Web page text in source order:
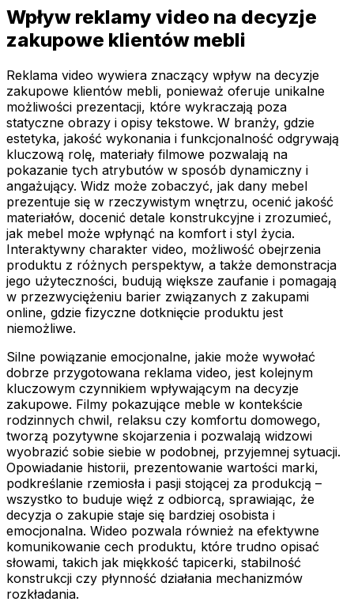
Wpływ reklamy video na decyzje
zakupowe klientów mebli
Reklama video wywiera znaczący wpływ na decyzje
zakupowe klientów mebli, ponieważ oferuje unikalne
możliwości prezentacji, które wykraczają poza
statyczne obrazy i opisy tekstowe. W branży, gdzie
estetyka, jakość wykonania i funkcjonalność odgrywają
kluczową rolę, materiały filmowe pozwalają na
pokazanie tych atrybutów w sposób dynamiczny i
angażujący. Widz może zobaczyć, jak dany mebel
prezentuje się w rzeczywistym wnętrzu, ocenić jakość
materiałów, docenić detale konstrukcyjne i zrozumieć,
jak mebel może wpłynąć na komfort i styl życia.
Interaktywny charakter video, możliwość obejrzenia
produktu z różnych perspektyw, a także demonstracja
jego użyteczności, budują większe zaufanie i pomagają
w przezwyciężeniu barier związanych z zakupami
online, gdzie fizyczne dotknięcie produktu jest
niemożliwe.
Silne powiązanie emocjonalne, jakie może wywołać
dobrze przygotowana reklama video, jest kolejnym
kluczowym czynnikiem wpływającym na decyzje
zakupowe. Filmy pokazujące meble w kontekście
rodzinnych chwil, relaksu czy komfortu domowego,
tworzą pozytywne skojarzenia i pozwalają widzowi
wyobrazić sobie siebie w podobnej, przyjemnej sytuacji.
Opowiadanie historii, prezentowanie wartości marki,
podkreślanie rzemiosła i pasji stojącej za produkcją –
wszystko to buduje więź z odbiorcą, sprawiając, że
decyzja o zakupie staje się bardziej osobista i
emocjonalna. Wideo pozwala również na efektywne
komunikowanie cech produktu, które trudno opisać
słowami, takich jak miękkość tapicerki, stabilność
konstrukcji czy płynność działania mechanizmów
rozkładania.